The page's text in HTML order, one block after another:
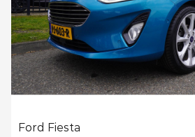
Ford Fiesta